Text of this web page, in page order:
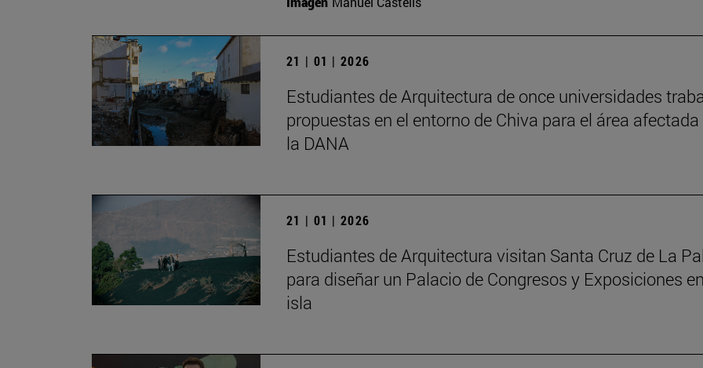
21 | 01 | 2026
Estudiantes de Arquitectura de once universidades
propuestas en el entorno de Chiva para el área
la DANA
21 | 01 | 2026
Estudiantes de Arquitectura visitan Santa Cruz de La
para diseñar un Palacio de Congresos y Exposiciones
isla